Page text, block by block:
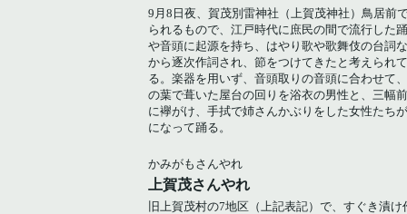
9月8日夜、賀茂別雷神社（上賀茂神社）鳥居前
られるもので、江戸時代に庶民の間で流行した
や音頭に起源を持ち、はやり歌や歌舞伎の台詞
から逐次作詞され、節をつけてきたと考えられ
る。楽器を用いず、音頭取りの音頭に合わせて
の葉で葺いた屋台の回りを浴衣の男性と、三幅
に襷がけ、手拭で姉さんかぶりをした女性たち
になって踊る。
かみがもさんやれ
上賀茂さんやれ
旧上賀茂村の7地区（上記表記）で、すぐき漬け